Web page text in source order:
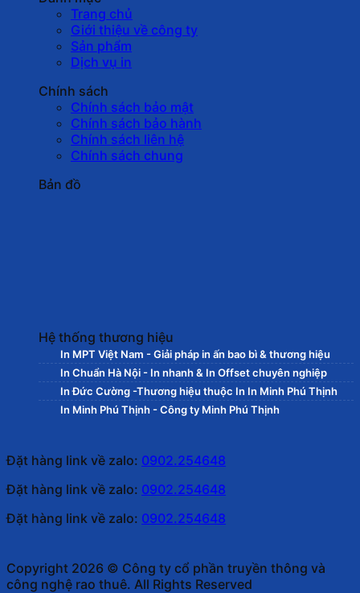
Trang chủ
Giới thiệu về công ty
Sản phẩm
Dịch vụ in
Chính sách
Chính sách bảo mật
Chính sách bảo hành
Chính sách liên hệ
Chính sách chung
Bản đồ
Hệ thống thương hiệu
In MPT Việt Nam - Giải pháp in ấn bao bì & thương hiệu
In Chuẩn Hà Nội - In nhanh & In Offset chuyên nghiệp
In Đức Cường -Thương hiệu thuộc In In Minh Phú Thịnh
In Minh Phú Thịnh - Công ty Minh Phú Thịnh
Đặt hàng link về zalo: 0902.254648
Đặt hàng link về zalo: 0902.254648
Đặt hàng link về zalo: 0902.254648
Copyright 2026 © Công ty cổ phần truyền thông và
công nghệ rao thuê. All Rights Reserved